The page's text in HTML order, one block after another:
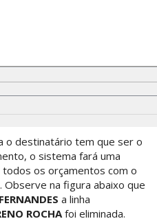
o destinatário tem que ser o
o sistema fará uma
os orçamentos com o
na figura abaixo que
a linha
ROCHA foi eliminada.